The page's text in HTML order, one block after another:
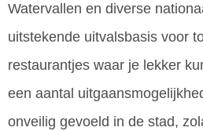
Watervallen en diverse
uitstekende uitvalsbasis voor
restaurantjes waar je lekker
een aantal
onveilig gevoeld in de stad,